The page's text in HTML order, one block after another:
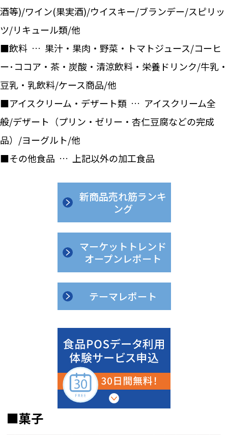
酒等)/ワイン(果実酒)/ウイスキー/ブランデー/スピリッ
ツ/リキュール類/他
■飲料 … 果汁・果肉・野菜・トマトジュース/コーヒ
ー･ココア・茶・炭酸・清涼飲料・栄養ドリンク/牛乳・
豆乳・乳飲料/ケース商品/他
■アイスクリーム・デザート類 … アイスクリーム全
般/デザート（プリン・ゼリー・杏仁豆腐などの完成
品）/ヨーグルト/他
■その他食品 … 上記以外の加工食品
新商品売れ筋ランキ
ング
マーケットトレンド
オープンレポート
テーマレポート
■菓子